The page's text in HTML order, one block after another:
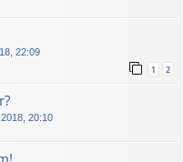
22:09
1 2
20:10